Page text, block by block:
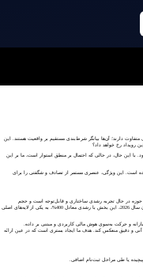
متفاوت دارند؛ آن‌ها بیانگر شرط‌بندی مستقیم بر واقعیت هستند. این
رویداد رخ خواهد داد؟
این حال، در حالی که احتمال بر منطق استوار است، ما بر این
شده است. این ویژگی، عنصری مستمر از تصادف و شگفتی را برای
حوزه در حال تجربه رشدی ساختاری و قابل‌توجه است و حجم
معاملات سالانه آن در مسیر دستیابی به $100 میلیارد در سال جاری قرار دارد. انتظار می‌رود تا پایان سال 2026، این بخش با رشدی معادل 400%، به یکی از لایه‌های اصلی
و حرکت به‌سوی هوش مالی کاربردی و مبتنی بر داده.
آنی و دقیق منعکس کند. هدف ما ایجاد بستری است که در عین ارائه
یا طی مراحل ثبت‌نام اضافی.